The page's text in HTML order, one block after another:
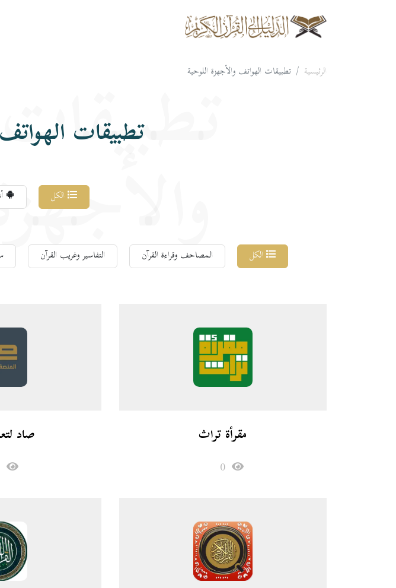
الرئيسية تطبيقات الهواتف والأجهزة اللوحية
تطبيقات
الكل المصاحف وقراءة القرآن التفاسير وغريب القرآن
مقرأة تراث صاد